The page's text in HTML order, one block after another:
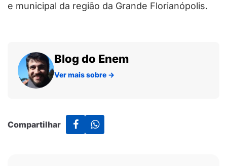
e municipal da região da Grande Florianópolis.
Blog do Enem
Ver mais sobre →
Compartilhar